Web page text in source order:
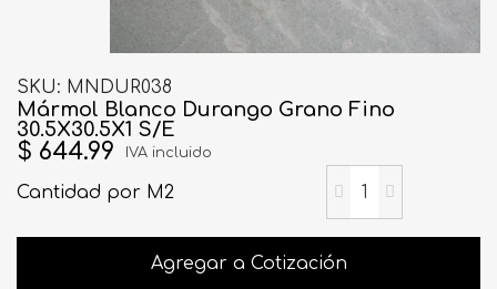
SKU MNDUR038
Mármol Blanco Durango Grano Fino
30.5X30.5X1 S/E
$ 644.99 IVA incluido
Cantidad por M2
Agregar a Cotización